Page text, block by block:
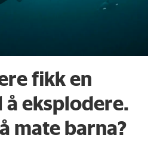
fikk en
eksplodere.
mate barna?